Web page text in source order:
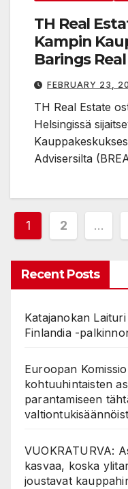
TH Real
Kampin
Barings
FEBRUARY 23,
TH Real Estate
Helsingissä
Advisersilta
Posts
pagination
1 2 …
Recent Posts
Katajanokan
Finlandia -
Euroopan
kohtuuhintaisten
parantamiseen
VUOKRATURVA:
kasvaa, koska
joustavat